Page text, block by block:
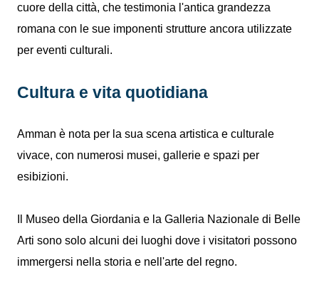
cuore della città, che testimonia l'antica grandezza
romana con le sue imponenti strutture ancora utilizzate
per eventi culturali.
Cultura e vita quotidiana
Amman è nota per la sua scena artistica e culturale
vivace, con numerosi musei, gallerie e spazi per
esibizioni.
Il Museo della Giordania e la Galleria Nazionale di Belle
Arti sono solo alcuni dei luoghi dove i visitatori possono
immergersi nella storia e nell'arte del regno.